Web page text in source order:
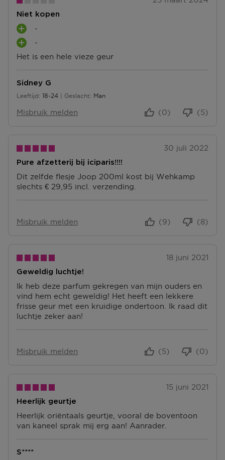
Niet kopen
Het is een hele vieze geur
P
L
U
P
U
N
E
-
P
L
P
U
T
-
Sidney G
Leeftijd
18 tot 24 18-24 Geslacht Man
Misbruik melden (5)
(0)
30 juli 2022
Pure afzetterij bij iciparis!!!!
Dit zelfde flesje Joop 200ml kost bij Wehkamp
slechts € 29,95 incl. verzending.
Misbruik melden (8)
(9)
18 juni 2021
Geweldig luchtje!
Ik heb deze parfum gekregen van mijn ouders en
vind hem echt geweldig! Het heeft een lekkere
frisse geur met een kruidige ondertoon. Ik raad dit
luchtje zeker aan!
Misbruik melden (0)
(5)
15 juni 2021
Heerlijk geurtje
Heerlijk oriëntaals geurtje, vooral de boventoon
van kaneel sprak mij erg aan! Aanrader.
S****